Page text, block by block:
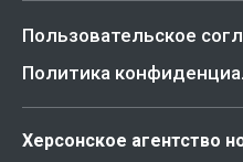
Пользовательское
Политика
Херсонское агентство